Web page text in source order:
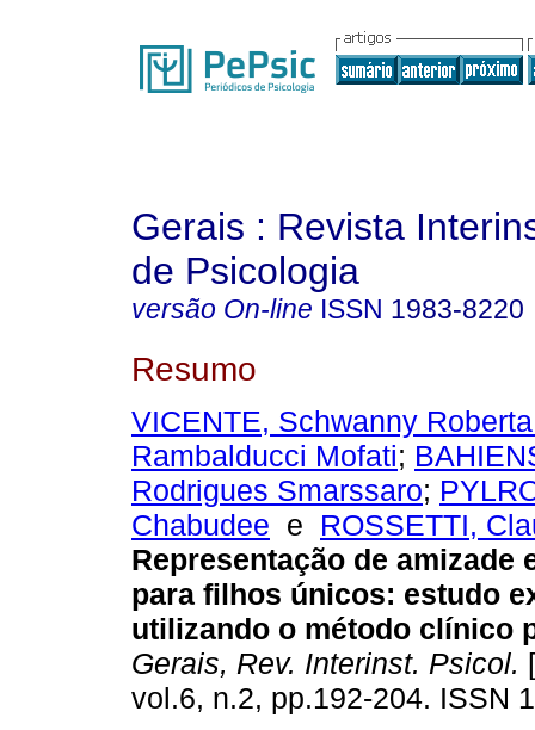
Gerais : Revista
de Psicologia
versão On-line ISSN 1983-8220
Resumo
VICENTE, Schwanny
Rambalducci Mofati;
Rodrigues Smarssaro;
Chabudee e ROSSETTI,
Representação de amizade
para filhos únicos: estudo
utilizando o método clínico
Gerais, Rev. Interinst. Psicol.
vol.6, n.2, pp.192-204. ISSN